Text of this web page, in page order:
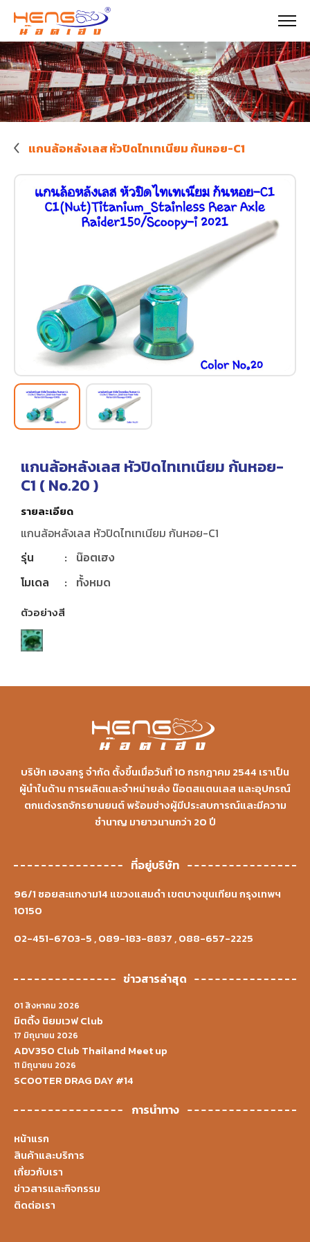
แกนล้อหลังเลส หัวปิดไทเทเนียม ก้นหอย-C1
แกนล้อหลังเลส หัวปิดไทเทเนียม ก้นหอย-
C1 (No.20)
รายละเอียด
แกนล้อหลังเลส หัวปิดไทเทเนียม ก้นหอย-C1
รุ่น
: น๊อตเฮง
โมเดล
: ทั้งหมด
ตัวอย่างสี
บริษัท เฮงสกรู จำกัด ตั้งขึ้นเมื่อวันที่ 10 กรกฎาคม 2544 เราเป็น
ผู้นำในด้าน การผลิตและจำหน่ายส่ง น๊อตสแตนเลส และอุปกรณ์
ตกแต่งรถจักรยานยนต์ พร้อมช่างผู้มีประสบการณ์และมีความ
ชำนาญ มายาวนานกว่า 20 ปี
ที่อยู่บริษัท
96/1 ซอยสะแกงาม14 แขวงแสมดำ เขตบางขุนเทียน กรุงเทพฯ
10150
02-451-6703-5,089-183-8837,088-657-2225
ข่าวสารล่าสุด
01 สิงหาคม 2026
มิตติ้ง นิยมเวฟ Club
17 มิถุนายน 2026
ADV350 Club Thailand Meet up
11 มิถุนายน 2026
SCOOTER DRAG DAY #14
การนำทาง
หน้าแรก
สินค้าและบริการ
เกี่ยวกับเรา
ข่าวสารและกิจกรรม
ติดต่อเรา